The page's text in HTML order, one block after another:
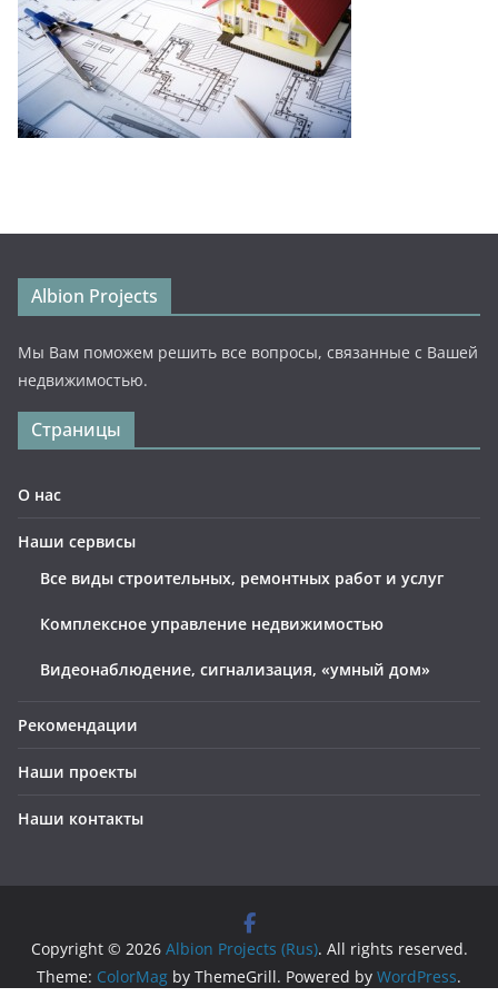
Albion Projects
Мы Вам поможем решить все вопросы, связанные с Вашей
недвижимостью.
Страницы
О нас
Наши сервисы
Все виды строительных, ремонтных работ и услуг
Комплексное управление недвижимостью
Видеонаблюдение, сигнализация, «умный дом»
Рекомендации
Наши проекты
Наши контакты
Copyright © 2026 Albion Projects (Rus). All rights reserved.
Theme: ColorMag by ThemeGrill. Powered by WordPress.